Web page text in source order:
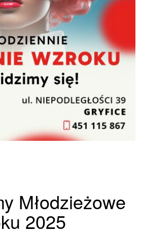
Młodzieżowe
2025